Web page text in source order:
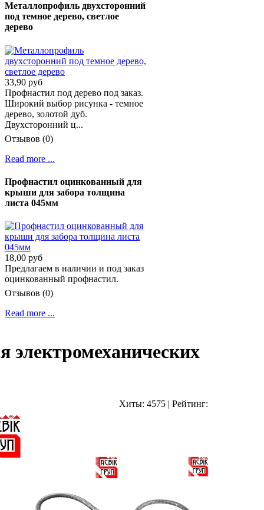
Металлопрофиль двухсторонний
под темное дерево, светлое
дерево
33,90 руб
Профнастил под дерево под заказ.
Широкий выбор рисунка - темное
дерево, золотой дуб.
Двухсторонний ц...
Отзывов (0)
Read more ...
Профнастил оцинкованный для
крыши для забора толщина
листа 045мм
18,00 руб
Предлагаем в наличии и под заказ
оцинкованный профнастил.
Отзывов (0)
Read more ...
электромеханических
Хиты: 4575 | Рейтинг: